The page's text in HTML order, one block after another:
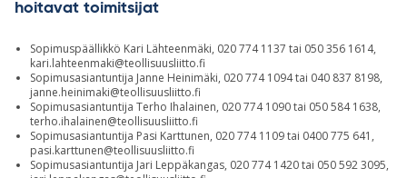
hoitavat toimitsijat
Sopimuspäällikkö Kari Lähteenmäki, 020 774 1137 tai 050 356 1614,
kari.lahteenmaki@teollisuusliitto.fi
Sopimusasiantuntija Janne Heinimäki, 020 774 1094 tai 040 837 8198,
janne.heinimaki@teollisuusliitto.fi
Sopimusasiantuntija Terho Ihalainen, 020 774 1090 tai 050 584 1638,
terho.ihalainen@teollisuusliitto.fi
Sopimusasiantuntija Pasi Karttunen, 020 774 1109 tai 0400 775 641,
pasi.karttunen@teollisuusliitto.fi
Sopimusasiantuntija Jari Leppäkangas, 020 774 1420 tai 050 592 3095,